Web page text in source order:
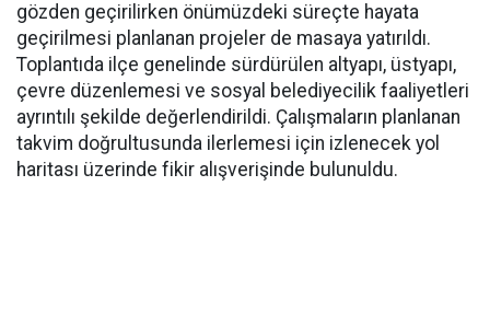
gözden geçirilirken önümüzdeki süreçte hayata
geçirilmesi planlanan projeler de masaya yatırıldı.
Toplantıda ilçe genelinde sürdürülen altyapı, üstyapı,
çevre düzenlemesi ve sosyal belediyecilik faaliyetleri
ayrıntılı şekilde değerlendirildi. Çalışmaların planlanan
takvim doğrultusunda ilerlemesi için izlenecek yol
haritası üzerinde fikir alışverişinde bulunuldu.